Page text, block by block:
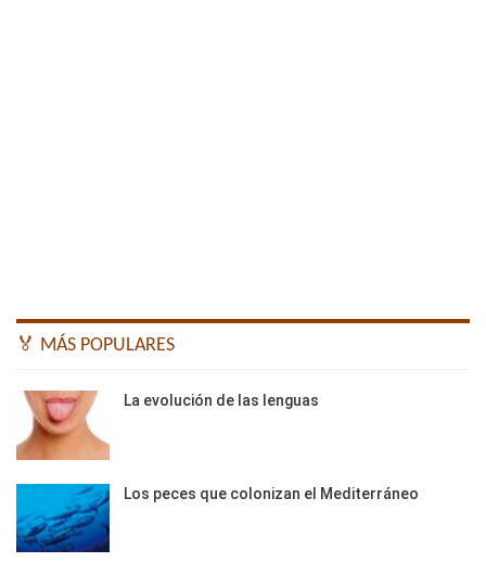
🏅 MÁS POPULARES
La evolución de las lenguas
Los peces que colonizan el Mediterráneo